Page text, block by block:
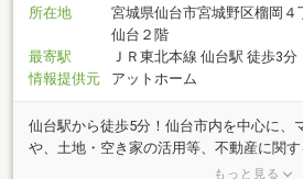
所在地
宮城県仙台市宮城野区榴岡４
仙台２階
最寄駅
ＪＲ東北本線 仙台駅 徒歩3分
情報提供元
アットホーム
仙台駅から徒歩5分！仙台市内を中心に、
や、土地・空き家の活用等、不動産に関
たします！売却の際には買取り保証も可
もっと見る